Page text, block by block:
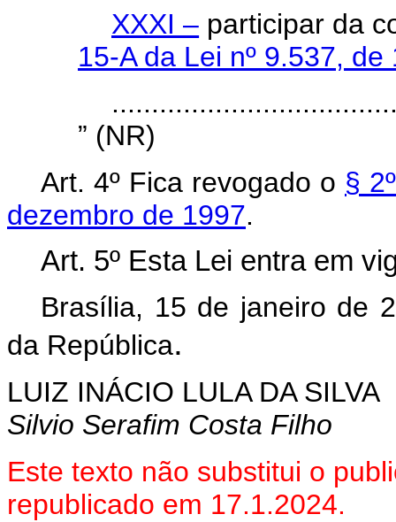
XXXI – participar da
15-A da Lei nº 9.537,
” (NR)
Art. 4º Fica revogado o §
dezembro de 1997.
Art. 5º Esta Lei entra em
Brasília, 15 de janeiro de
da República.
LUIZ INÁCIO LULA DA SILVA
Silvio Serafim Costa Filho
Este texto não substitui o
republicado em 17.1.2024.